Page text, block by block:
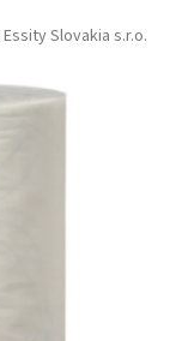
Essity Slovakia s.r.o.